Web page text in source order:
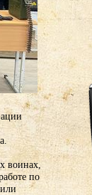
воинах,
по